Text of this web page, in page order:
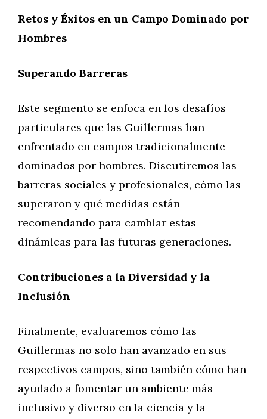
Retos y Éxitos en un Campo Dominado por
Hombres
Superando Barreras
Este segmento se enfoca en los desafíos
particulares que las Guillermas han
enfrentado en campos tradicionalmente
dominados por hombres. Discutiremos las
barreras sociales y profesionales, cómo las
superaron y qué medidas están
recomendando para cambiar estas
dinámicas para las futuras generaciones.
Contribuciones a la Diversidad y la
Inclusión
Finalmente, evaluaremos cómo las
Guillermas no solo han avanzado en sus
respectivos campos, sino también cómo han
ayudado a fomentar un ambiente más
inclusivo y diverso en la ciencia y la